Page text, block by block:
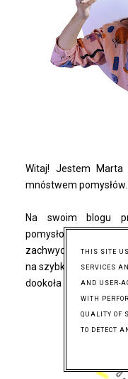
Witaj! Jestem
mnóstwem pomysłów.
Na swoim blogu
pomysłowo i...
zachwycają, pomysły,
na szybki, smaczny
dookoła Ciebie.
THIS SITE
SERVICES
AND USER-
WITH
QUALITY OF
TO DETECT